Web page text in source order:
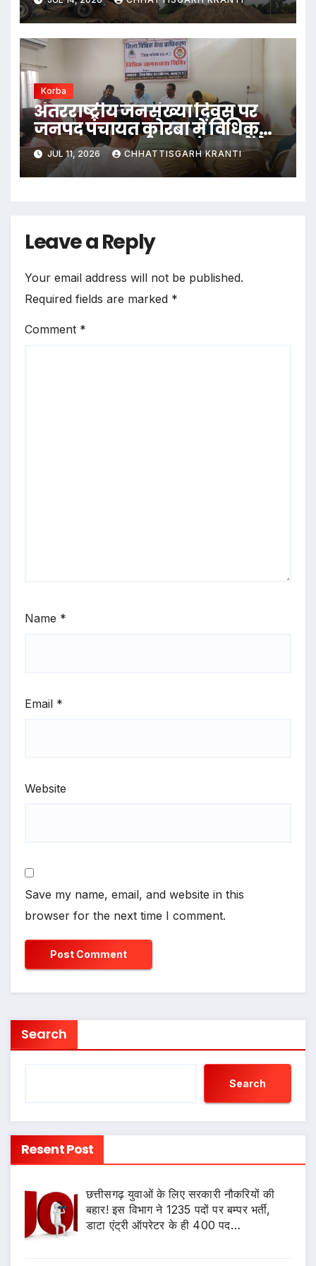
उठे बड़े सवाल
Korba
अंतरराष्ट्रीय जनसंख्या दिवस पर
जनपद पंचायत कोरबा में विधिक
जागरूकता कार्यक्रम; संसाधनों के
संतुलित उपयोग और जन भागीदारी
पर दिया गया जोर
JUL 11, 2026 CHHATTISGARH KRANTI
Leave a Reply
Your email address will not be published.
Required fields are marked *
Comment *
Name *
Email *
Website
Save my name, email, and website in this
browser for the next time I comment.
Search
Search
Resent Post
छत्तीसगढ़ युवाओं के लिए सरकारी नौकरियों की
बहार! इस विभाग ने 1235 पदों पर बम्पर भर्ती,
डाटा एंट्री ऑपरेटर के ही 400 पद…